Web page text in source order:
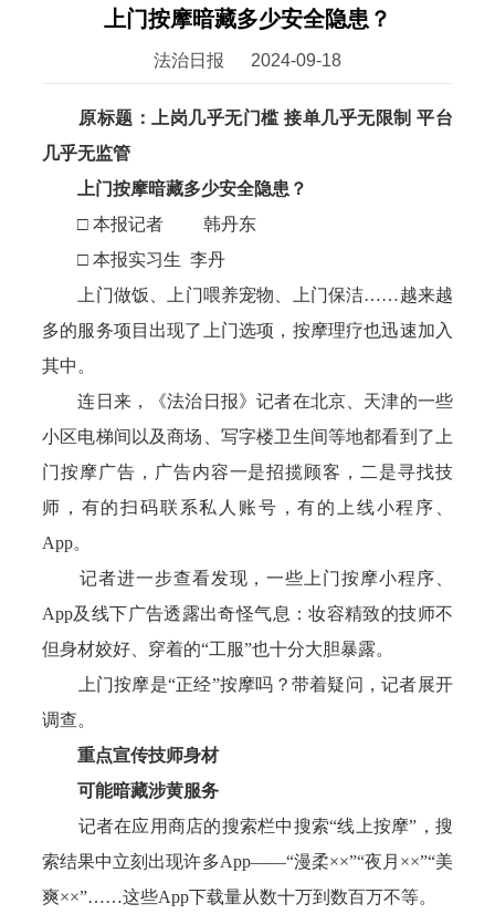
上门按摩暗藏多少安全隐患？
法治日报 2024-09-18
原标题：上岗几乎无门槛 接单几乎无限制 平台
几乎无监管
上门按摩暗藏多少安全隐患？
□ 本报记者 韩丹东
□ 本报实习生 李丹
上门做饭、上门喂养宠物、上门保洁……越来越
多的服务项目出现了上门选项，按摩理疗也迅速加入
其中。
连日来，《法治日报》记者在北京、天津的一些
小区电梯间以及商场、写字楼卫生间等地都看到了上
门按摩广告，广告内容一是招揽顾客，二是寻找技
师，有的扫码联系私人账号，有的上线小程序、
App。
记者进一步查看发现，一些上门按摩小程序、
App及线下广告透露出奇怪气息：妆容精致的技师不
但身材姣好、穿着的“工服”也十分大胆暴露。
上门按摩是“正经”按摩吗？带着疑问，记者展开
调查。
重点宣传技师身材
可能暗藏涉黄服务
记者在应用商店的搜索栏中搜索“线上按摩”，搜
索结果中立刻出现许多App——“漫柔××”“夜月××”“美
爽××”……这些App下载量从数十万到数百万不等。